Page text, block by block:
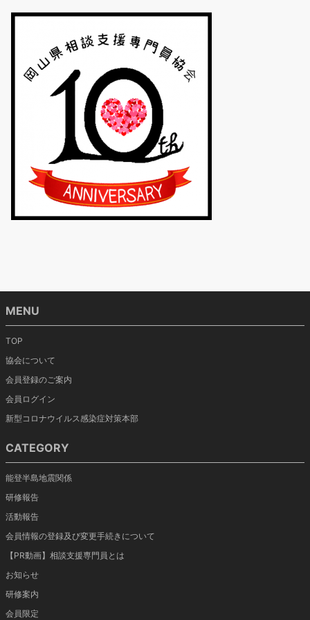
MENU
TOP
協会について
会員登録のご案内
会員ログイン
新型コロナウイルス感染症対策本部
CATEGORY
能登半島地震関係
研修報告
活動報告
会員情報の登録及び変更手続きについて
【PR動画】相談支援専門員とは
お知らせ
研修案内
会員限定